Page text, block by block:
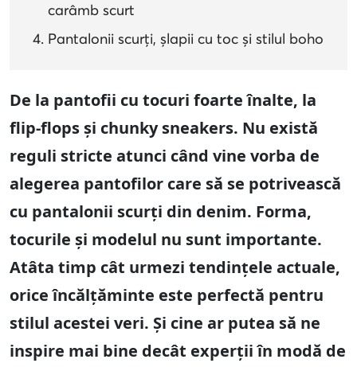
carâmb scurt
Pantalonii scurți, șlapii cu toc și stilul boho
De la pantofii cu tocuri foarte înalte, la
flip-flops și chunky sneakers. Nu există
reguli stricte atunci când vine vorba de
alegerea pantofilor care să se potrivească
cu pantalonii scurți din denim. Forma,
tocurile și modelul nu sunt importante.
Atâta timp cât urmezi tendințele actuale,
orice încălțăminte este perfectă pentru
stilul acestei veri. Și cine ar putea să ne
inspire mai bine decât experții în modă de